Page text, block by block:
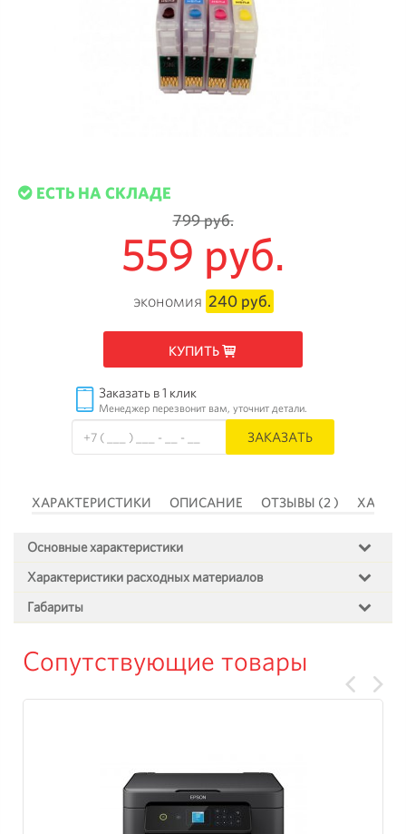
ЕСТЬ НА СКЛАДЕ
799 руб.
559 руб.
экономия 240 руб.
КУПИТЬ
Заказать в 1 клик
Менеджер перезвонит вам, уточнит детали.
ЗАКАЗАТЬ
ХАРАКТЕРИСТИКИ ОПИСАНИЕ ОТЗЫВЫ (2 )
Основные характеристики
Характеристики расходных материалов
Габариты
Сопутствующие товары